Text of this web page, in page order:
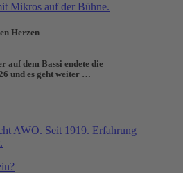
Herzen
auf dem Bassi endete die
und es geht weiter …